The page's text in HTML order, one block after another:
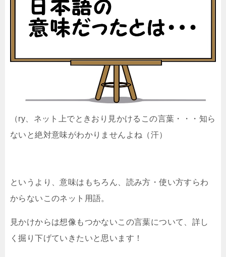
（ry、ネット上でときおり見かけるこの言葉・・・知ら
ないと絶対意味がわかりませんよね（汗）
というより、意味はもちろん、読み方・使い方すらわ
からないこのネット用語。
見かけからは想像もつかないこの言葉について、詳し
く掘り下げていきたいと思います！